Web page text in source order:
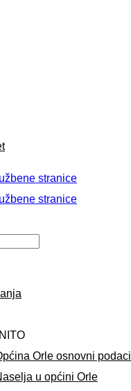
Orle osnovni podaci
u općini Orle